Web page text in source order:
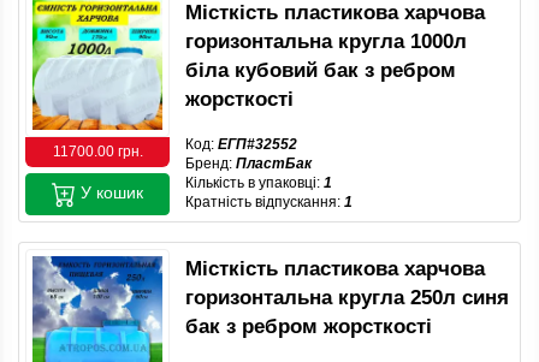
11700.00 грн.
Місткість пластикова харчова
горизонтальна кругла 1000л
біла кубовий бак з ребром
жорсткості
Код: ЕГП#32552
Бренд: ПластБак
Кількість в упаковці: 1
Кратність відпускання: 1
У кошик
Місткість пластикова харчова
горизонтальна кругла 250л синя
бак з ребром жорсткості